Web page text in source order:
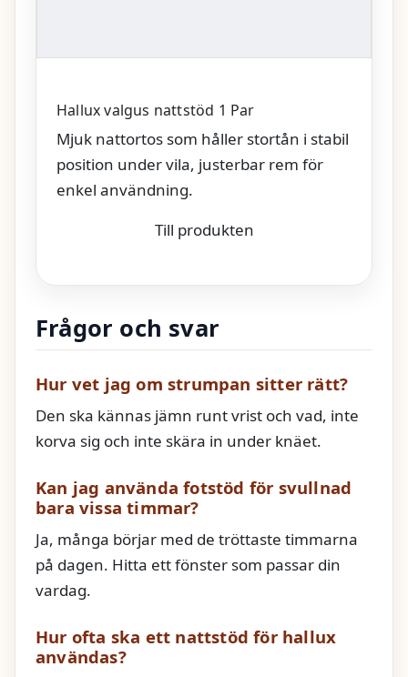
Hallux valgus nattstöd 1 Par
Mjuk nattortos som håller stortån i stabil
position under vila, justerbar rem för
enkel användning.
Till produkten
Frågor och svar
Hur vet jag om strumpan sitter rätt?
Den ska kännas jämn runt vrist och vad, inte
korva sig och inte skära in under knäet.
Kan jag använda fotstöd för svullnad
bara vissa timmar?
Ja, många börjar med de tröttaste timmarna
på dagen. Hitta ett fönster som passar din
vardag.
Hur ofta ska ett nattstöd för hallux
användas?